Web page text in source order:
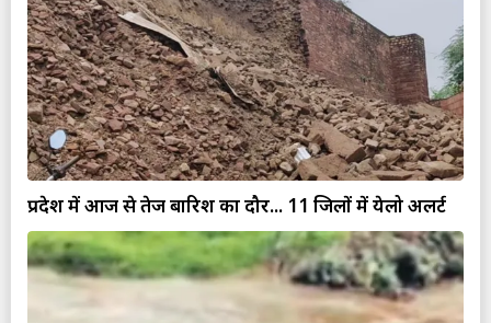
प्रदेश में आज से तेज बारिश का दौर... 11 जिलों में येलो अलर्ट